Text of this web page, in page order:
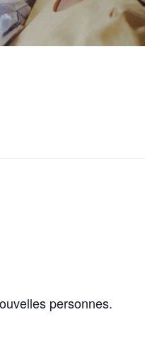
personnes.